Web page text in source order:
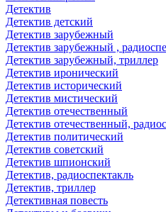
Детектив
Детектив детский
Детектив зарубежный
Детектив зарубежный ,
Детектив зарубежный, триллер
Детектив иронический
Детектив исторический
Детектив мистический
Детектив отечественный
Детектив отечественный,
Детектив политический
Детектив советский
Детектив шпионский
Детектив, радиоспектакль
Детектив, триллер
Детективная повесть